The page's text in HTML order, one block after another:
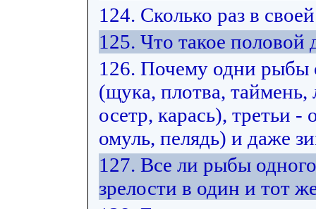
124. Сколько раз в
125. Что такое
126. Почему одни рыбы
(щука, плотва, таймень,
осетр, карась), третьи
омуль, пелядь) и даже
127. Все ли рыбы
зрелости в один и тот